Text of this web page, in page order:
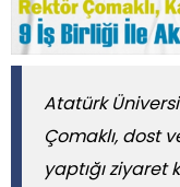
Atatürk
Çomaklı, dost
yaptığı